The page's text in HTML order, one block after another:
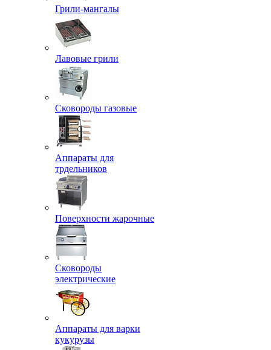
Грили-мангалы
Лавовые грили
Сковороды газовые
Аппараты для
трдельников
Поверхности жарочные
Сковороды
электрические
Аппараты для варки
кукурузы